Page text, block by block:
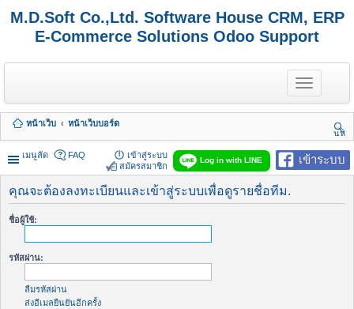
M.D.Soft Co.,Ltd. Software House CRM, ERP
E-Commerce Solutions Odoo Support
T
o
g
e
n
a
v
g
หน้าเว็บ
หน้าเว็บบอร์ด
นห
า
เมนูลัด
เข้าระบบ
Log in with LINE
FAQ
เข้าสู่ระบบ
สมัครสมาชิก
คุณจะต้องลงทะเบียนและเข้าสู่ระบบเพื่อดูรายชื่อทีม.
ชื่อผู้ใช้:
รหัสผ่าน:
ลืมรหัสผ่าน
ส่งอีเมลยืนยันอีกครั้ง